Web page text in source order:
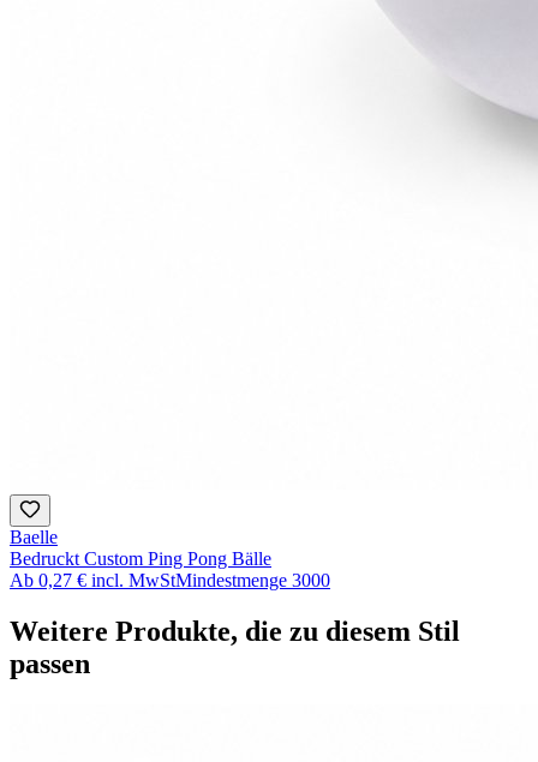
Baelle
Bedruckt Custom Ping Pong Bälle
Ab 0,27 € incl. MwStMindestmenge 3000
Weitere Produkte, die zu diesem Stil
passen